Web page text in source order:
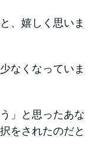
、嬉しく思いま
なくなっていま
」と思ったあな
をされたのだと